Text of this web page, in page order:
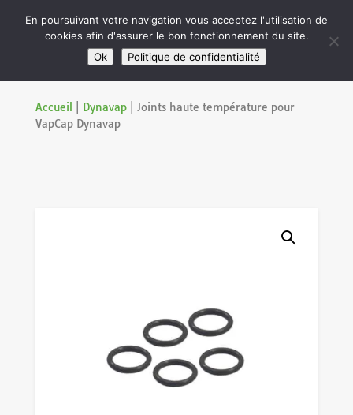

SITE RÉSERVÉ AUX ADULTES DE PLUS DE 18 ANS
Accueil Dynavap| Joints haute température pour
VapCap Dynavap
En poursuivant votre navigation vous acceptez l'utilisation de
cookies afin d'assurer le bon fonctionnement du site.
Ok
Politique de confidentialité